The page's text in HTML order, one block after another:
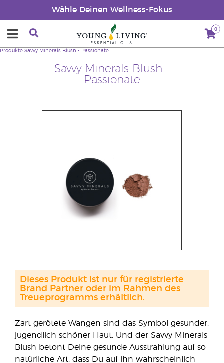
Wähle Deinen Wellness-Fokus
0
Savvy Minerals Blush -
Passionate
Produkte Savvy Minerals Blush - Passionate
Zart gerötete Wangen sind das Symbol gesunder,
jugendlich schöner Haut. Und der Savvy Minerals
Blush betont Deine gesunde Ausstrahlung auf so
natürliche Art, dass Du auf ihn wahrscheinlich
Dieses Produkt ist nur für registrierte
Brand Partner oder im Rahmen des
Treueprogramms erhältlich.